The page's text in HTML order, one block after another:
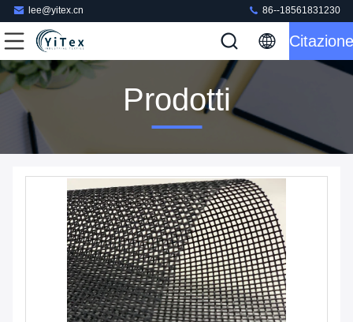
lee@yitex.cn 86--18561831230
Citazione
Prodotti